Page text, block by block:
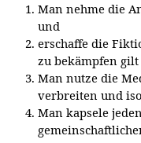
Man nehme die
und
erschaffe die
zu bekämpfen
Man nutze die
verbreiten und
Man kapsele